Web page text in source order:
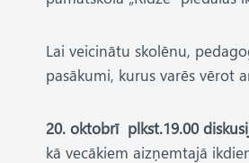
Lai veicinātu skolēnu,
pasākumi, kurus varēs vērot
20. oktobrī plkst.19.00
kā vecākiem aizņemtajā